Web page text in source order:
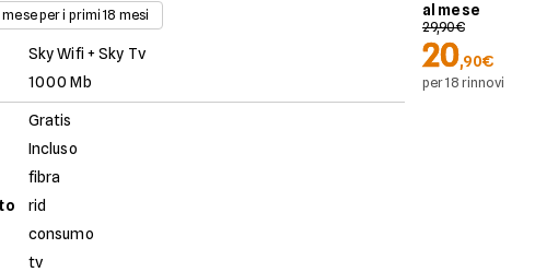
per i primi 18 mesi
Sky Wifi + Sky Tv
1000 Mb
Gratis
Incluso
fibra
rid
consumo
tv
al mese
29,90€
20,90€
per 18 rinnovi